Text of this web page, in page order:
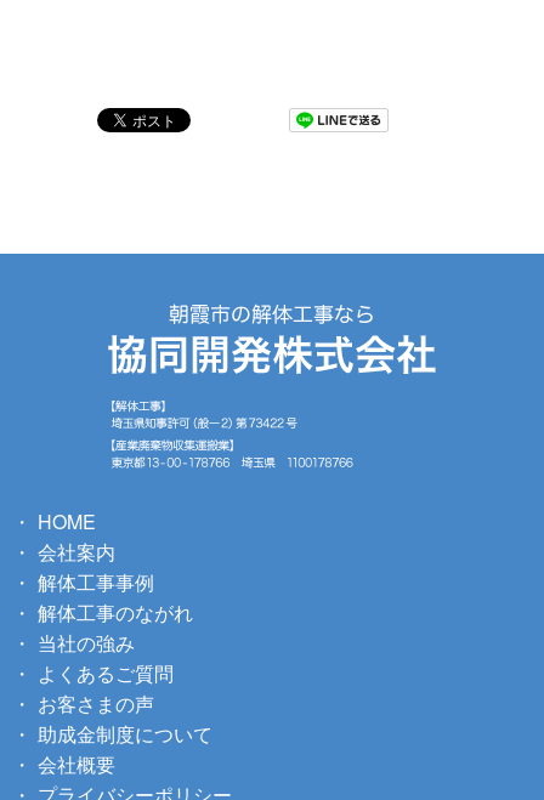
HOME
会社案内
解体工事事例
解体工事のながれ
当社の強み
よくあるご質問
お客さまの声
助成金制度について
会社概要